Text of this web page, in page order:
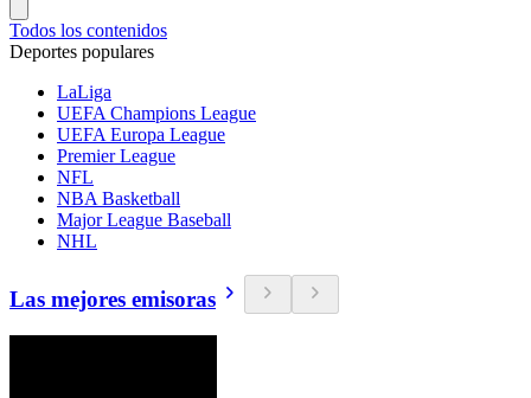
Todos los contenidos
Deportes populares
LaLiga
UEFA Champions League
UEFA Europa League
Premier League
NFL
NBA Basketball
Major League Baseball
NHL
Las mejores emisoras